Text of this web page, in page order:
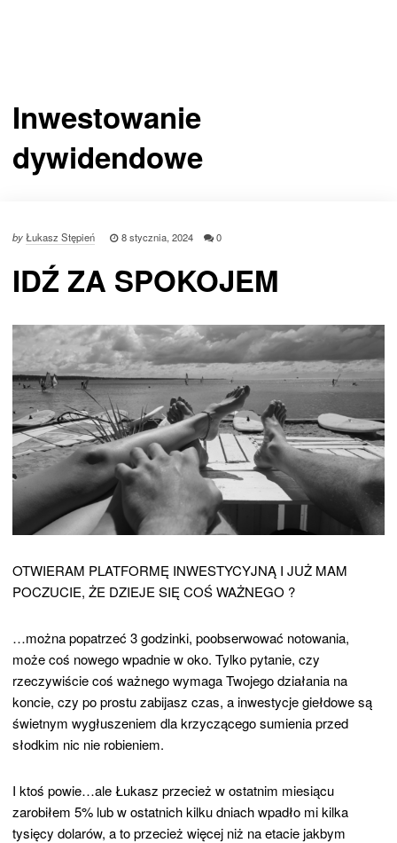
Inwestowanie
dywidendowe
byŁukasz Stępień 8 stycznia, 2024 0
IDŹ ZA SPOKOJEM
OTWIERAM PLATFORMĘ INWESTYCYJNĄ I JUŻ MAM
POCZUCIE, ŻE DZIEJE SIĘ COŚ WAŻNEGO ?
…można popatrzeć 3 godzinki, poobserwować notowania,
może coś nowego wpadnie w oko. Tylko pytanie, czy
rzeczywiście coś ważnego wymaga Twojego działania na
koncie, czy po prostu zabijasz czas, a inwestycje giełdowe są
świetnym wygłuszeniem dla krzyczącego sumienia przed
słodkim nic nie robieniem.
I ktoś powie…ale Łukasz przecież w ostatnim miesiącu
zarobiłem 5% lub w ostatnich kilku dniach wpadło mi kilka
tysięcy dolarów, a to przecież więcej niż na etacie jakbym